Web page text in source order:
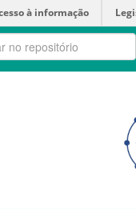
à informação